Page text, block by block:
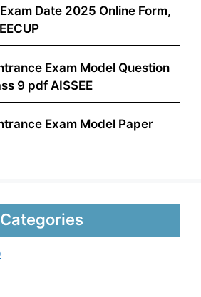
Date 2025 Online Form,
Exam Model Question
9 pdf AISSEE
Exam Model Paper
Categories